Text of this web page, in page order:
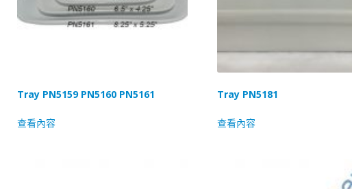
Tray PN5159 PN5160 PN5161
查看內容
Tray PN5181
查看內容